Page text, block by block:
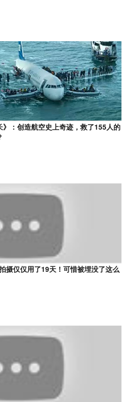
》：创造航空史上奇迹，救了155人的
摄仅仅用了19天！可惜被埋没了这么